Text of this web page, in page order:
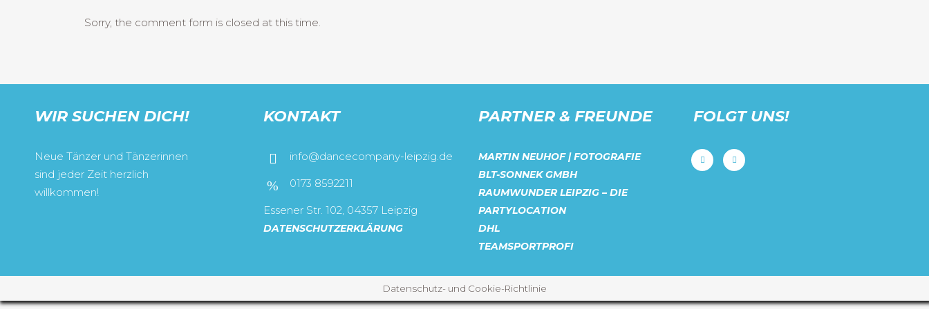
Sorry, the comment form is closed at this time.
WIR SUCHEN DICH!
Neue Tänzer und Tänzerinnen
sind jeder Zeit herzlich
willkommen!
KONTAKT
info@dancecompany-leipzig.de
0173 8592211
Essener Str. 102, 04357 Leipzig
DATENSCHUTZERKLÄRUNG
PARTNER & FREUNDE
MARTIN NEUHOF | FOTOGRAFIE
BLT-SONNEK GMBH
RAUMWUNDER LEIPZIG – DIE
PARTYLOCATION
DHL
TEAMSPORTPROFI
FOLGT UNS!
Datenschutz- und Cookie-Richtlinie